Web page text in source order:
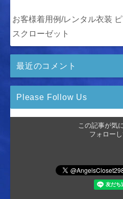
お客様着用例/レンタル衣装
スクローゼット
最近のコメント
Please Follow Us
この記事が気
フォロー